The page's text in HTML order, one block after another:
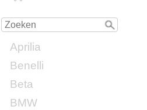
Aprilia
Benelli
Beta
BMW